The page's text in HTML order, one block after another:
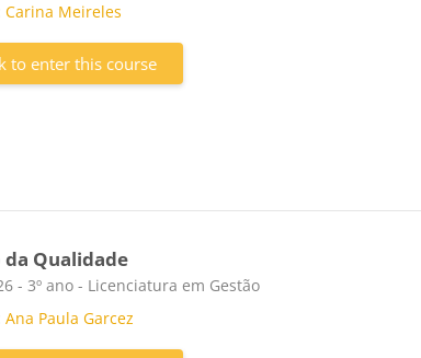
Carina Meireles
to enter this course
da Qualidade
- 3º ano - Licenciatura em Gestão
Ana Paula Garcez